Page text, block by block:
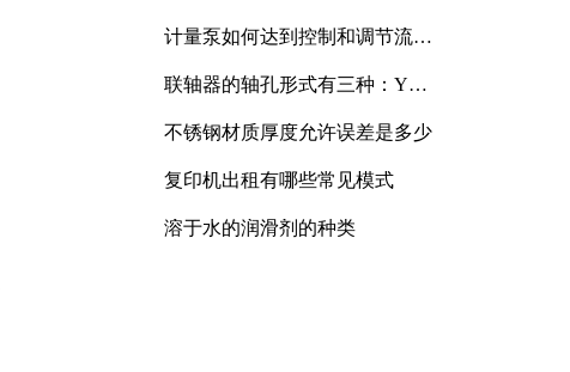
计量泵如何达到控制和调节流量
联轴器的轴孔形式有三种：Y
不锈钢材质厚度允许误差是多少
复印机出租有哪些常见模式
溶于水的润滑剂的种类